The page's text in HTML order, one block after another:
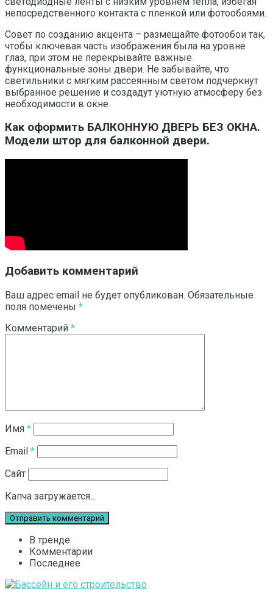
непосредственного контакта с пленкой или фотообоями.
Совет по созданию акцента – размещайте фотообои так,
чтобы ключевая часть изображения была на уровне
глаз, при этом не перекрывайте важные
функциональные зоны двери. Не забывайте, что
светильники с мягким рассеянным светом подчеркнут
выбранное решение и создадут уютную атмосферу без
необходимости в окне.
Как оформить БАЛКОННУЮ ДВЕРЬ БЕЗ ОКНА.
Модели штор для балконной двери.
Добавить комментарий
Ваш адрес email не будет опубликован. Обязательные
поля помечены *
Комментарий *
Имя *
Email *
Сайт
Капча загружается...
В тренде
Комментарии
Последнее